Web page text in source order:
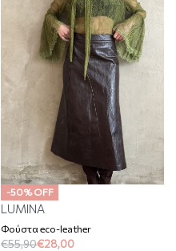
-50% OFF
LUMINA
Φούστα eco-leather
€55,90€28,00